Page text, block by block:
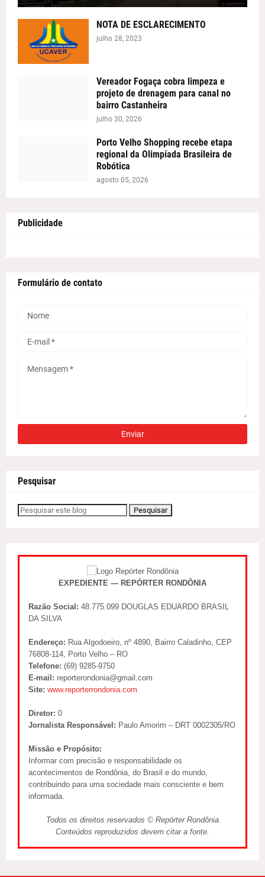
NOTA DE ESCLARECIMENTO
julho 28, 2023
Vereador Fogaça cobra limpeza e
projeto de drenagem para canal no
bairro Castanheira
julho 30, 2026
Porto Velho Shopping recebe etapa
regional da Olimpíada Brasileira de
Robótica
agosto 05, 2026
Publicidade
Formulário de contato
Pesquisar
EXPEDIENTE — REPÓRTER RONDÔNIA
Razão Social: 48.775.099 DOUGLAS EDUARDO BRASIL
DA SILVA
Endereço: Rua Algodoeiro, nº 4890, Bairro Caladinho, CEP
76808-114, Porto Velho – RO
Telefone: (69) 9285-9750
E-mail: reporterondonia@gmail.com
Site: www.reporterrondonia.com
Diretor: 0
Jornalista Responsável: Paulo Amorim – DRT 0002305/RO
Missão e Propósito:
Informar com precisão e responsabilidade os
acontecimentos de Rondônia, do Brasil e do mundo,
contribuindo para uma sociedade mais consciente e bem
informada.
Todos os direitos reservados © Repórter Rondônia
Conteúdos reproduzidos devem citar a fonte.